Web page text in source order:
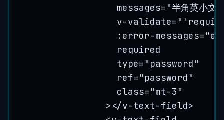
messages= "半角英小文
v-validate= "
:error-
required
type= " password "
ref= " password "
class= "mt-3 "
></v-text-field>